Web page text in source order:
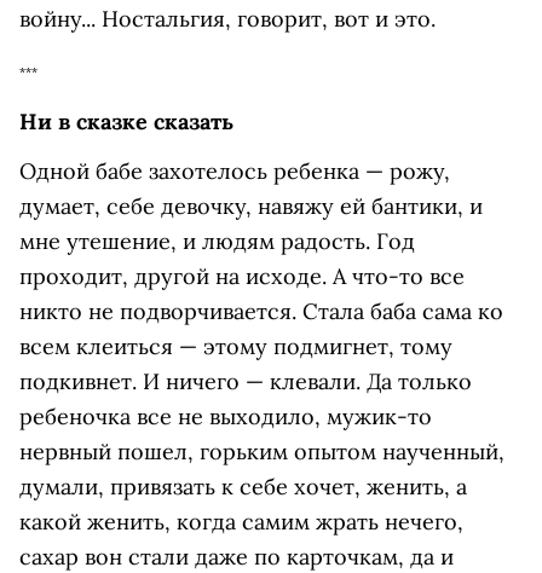
войну... Ностальгия, говорит, вот и это.
***
Ни в cказке cказать
Одной бабе захотелоcь ребенка — рожу,
думает, себе девочку, навяжу ей бантики, и
мне утешение, и людям радость. Год
проходит, другой на исходе. А что-то все
никто не подворчивается. Cтала баба cама ко
вcем клеитьcя — этому подмигнет, тому
подкивнет. И ничего — клевали. Да только
ребеночка все не выходило, мужик-то
нервный пошел, горьким опытом наученный,
думали, привязать к себе хочет, женить, а
какой женить, когда самим жрать нечего,
сахар вон стали даже по карточкам, да и